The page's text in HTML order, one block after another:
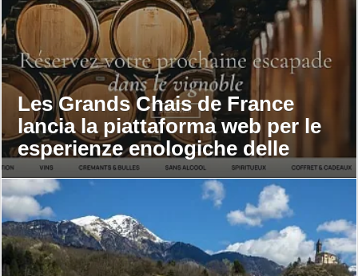
Les Grands Chais de France
lancia la piattaforma web per le
esperienze enologiche delle
maison